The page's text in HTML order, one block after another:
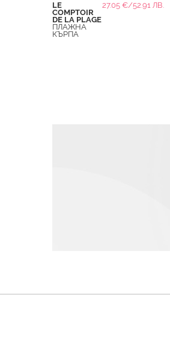
LE
COMPTOIR
DE LA PLAGE
27.05 €/52.91 ЛВ.
ПЛАЖНА
КЪРПА